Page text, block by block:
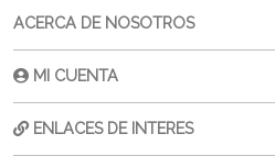
ACERCA DE NOSOTROS
MI CUENTA
ENLACES DE INTERES